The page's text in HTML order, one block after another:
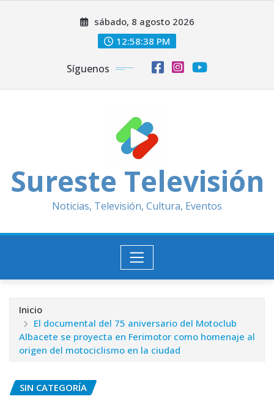
sábado, 8 agosto 2026
12:58:40 PM
Síguenos
Sureste Televisión
Noticias, Televisión, Cultura, Eventos
Inicio
El documental del 75 aniversario del Motoclub
Albacete se proyecta en Ferimotor como homenaje al
origen del motociclismo en la ciudad
SIN CATEGORÍA